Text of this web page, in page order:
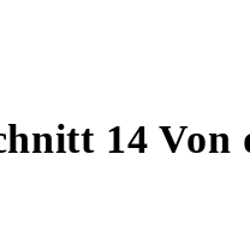
14 Von